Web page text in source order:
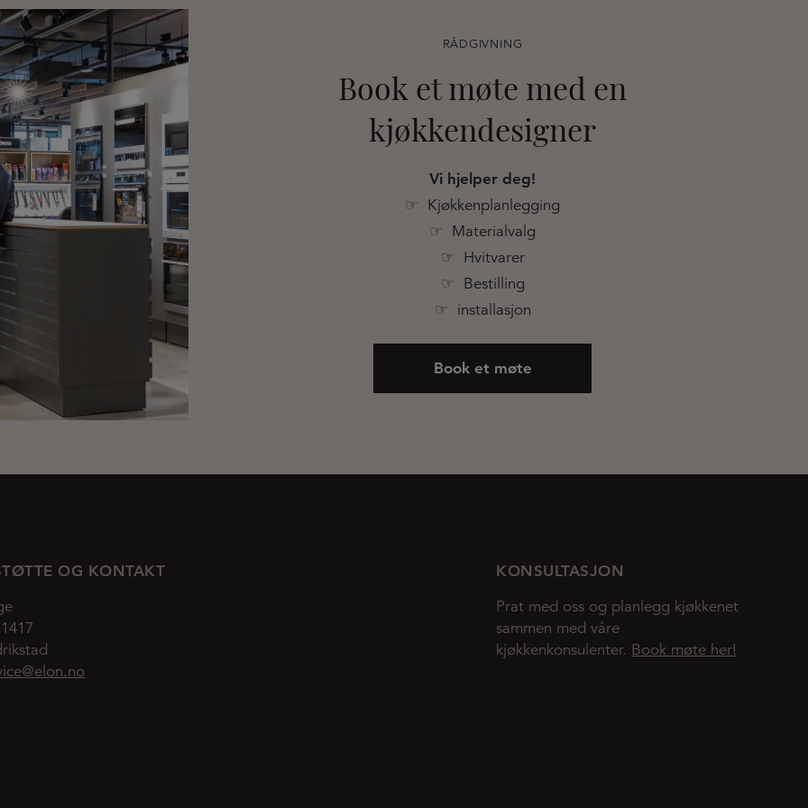
RÅDGIVNING
Book et møte med en
kjøkkendesigner
Vi hjelper deg!
☞ Kjøkkenplanlegging
☞ Materialvalg
☞ Hvitvarer
☞ Bestilling
☞ installasjon
Book et møte
OG KONTAKT KONSULTASJON
Prat med oss og planlegg kjøkkenet
sammen med våre
kjøkkenkonsulenter. Book møte her!